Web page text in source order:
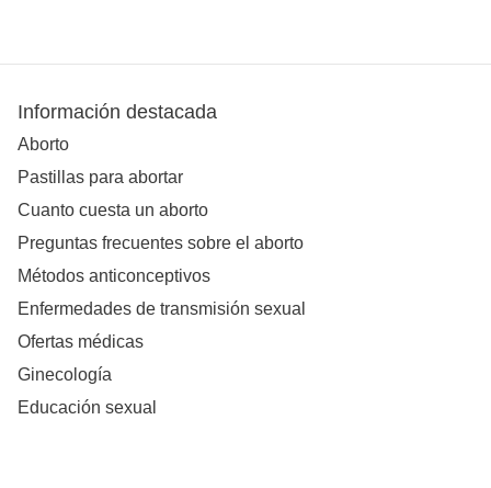
Información destacada
Aborto
Pastillas para abortar
Cuanto cuesta un aborto
Preguntas frecuentes sobre el aborto
Métodos anticonceptivos
Enfermedades de transmisión sexual
Ofertas médicas
Ginecología
Educación sexual